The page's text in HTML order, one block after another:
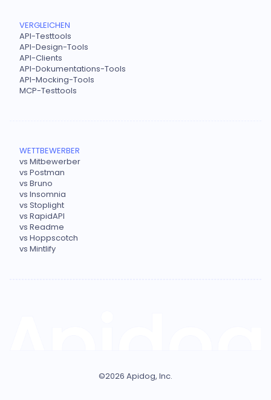
VERGLEICHEN
API-Testtools
API-Design-Tools
API-Clients
API-Dokumentations-Tools
API-Mocking-Tools
MCP-Testtools
WETTBEWERBER
vs Mitbewerber
vs Postman
vs Bruno
vs Insomnia
vs Stoplight
vs RapidAPI
vs Readme
vs Hoppscotch
vs Mintlify
©2026 Apidog, Inc.